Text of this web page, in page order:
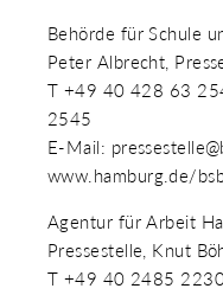
Behörde für Schule
Peter Albrecht,
T +49 40 428 63
2545
E-Mail:
www.hamburg.de/
Agentur für Arbeit
Pressestelle, Knut
T +49 40 2485